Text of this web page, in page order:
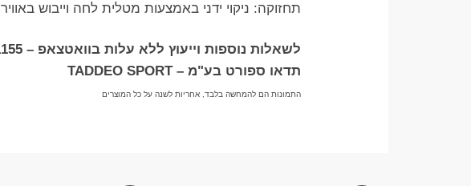
​תחזוקה: ניקוי ידני באמצעות מטלית לחה וייבוש באוויר
לשאלות נוספות וייעוץ ללא עלות בוואטצאפ – 055.8961155
תדאו ספורט בע"מ – TADDEO SPORT
התמונות הם להמחשה בלבד, אחריות לשנה על כל המוצרים